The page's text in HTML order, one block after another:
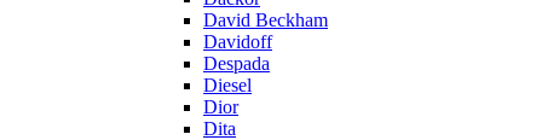
David Beckham
Davidoff
Despada
Diesel
Dior
Dita